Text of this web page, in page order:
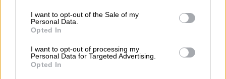
consent section.
I want to opt-out of the Sale of my
Personal Data.
Opted In
I want to opt-out of processing my
Personal Data for Targeted Advertising.
Opted In